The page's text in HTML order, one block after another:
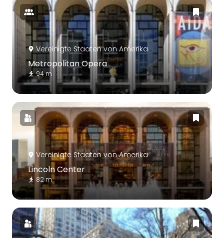
Vereinigte Staaten von Amerika
Metropolitan Opera
94 m
Vereinigte Staaten von Amerika
Lincoln Center
82 m